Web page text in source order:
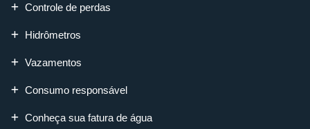
Controle de perdas
Hidrômetros
Vazamentos
Consumo responsável
Conheça sua fatura de água